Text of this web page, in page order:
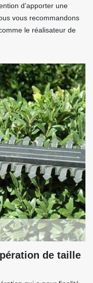
d’apporter une
vous recommandons
le réalisateur de
de taille